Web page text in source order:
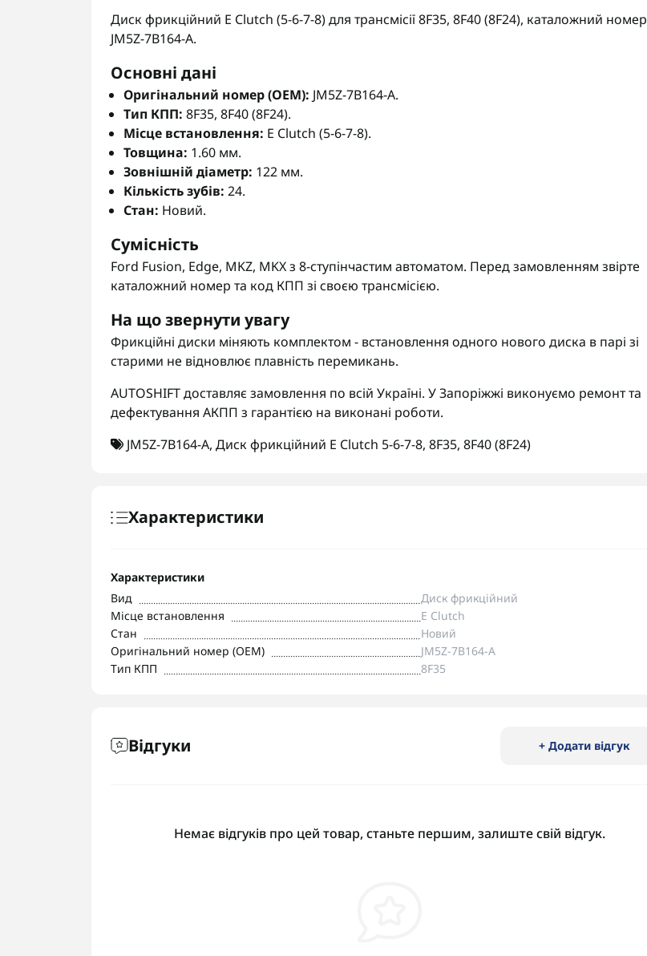
Диск фрикційний E Clutch (5-6-7-8) для трансмісії 8F35, 8F40 (8F24), каталожний номер
JM5Z-7B164-A.
Основні дані
Оригінальний номер (OEM): JM5Z-7B164-A.
Тип КПП: 8F35, 8F40 (8F24).
Місце встановлення: E Clutch (5-6-7-8).
Товщина: 1.60 мм.
Зовнішній діаметр: 122 мм.
Кількість зубів: 24.
Стан: Новий.
Сумісність
Ford Fusion, Edge, MKZ, MKX з 8-ступінчастим автоматом. Перед замовленням звірте
каталожний номер та код КПП зі своєю трансмісією.
На що звернути увагу
Фрикційні диски міняють комплектом - встановлення одного нового диска в парі зі
старими не відновлює плавність перемикань.
AUTOSHIFT доставляє замовлення по всій Україні. У Запоріжжі виконуємо ремонт та
дефектування АКПП з гарантією на виконані роботи.
JM5Z-7B164-A, Диск фрикційний E Clutch 5-6-7-8, 8F35, 8F40 (8F24)
Характеристики
Характеристики
Вид
Диск фрикційний
Місце встановлення
E Clutch
Стан
Новий
Оригінальний номер (OEM)
JM5Z-7B164-A
Тип КПП
8F35
Відгуки + Додати відгук
Немає відгуків про цей товар, станьте першим, залиште свій відгук.